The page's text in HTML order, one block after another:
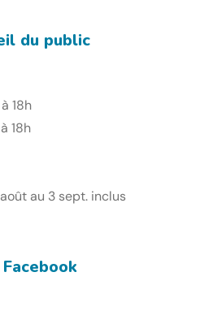
du public
18h
18h
au 3 sept. inclus